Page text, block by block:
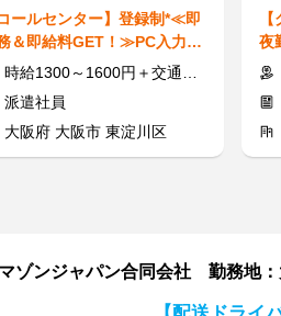
コールセンター】登録制*≪即
＆即給料GET！≫PC入力が
ればOK♪来社不要◎
時給1300～1600円＋交通費別途一部支給
派遣社員
大阪府 大阪市 東淀川区
夜
最
ゾンジャパン合同会社 勤務地